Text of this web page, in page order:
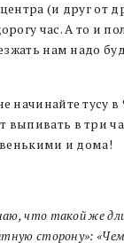
(и друг от
час. А то и
нам надо
начинайте тусу
выпивать в три
и дома!
что такой же
сторону»: